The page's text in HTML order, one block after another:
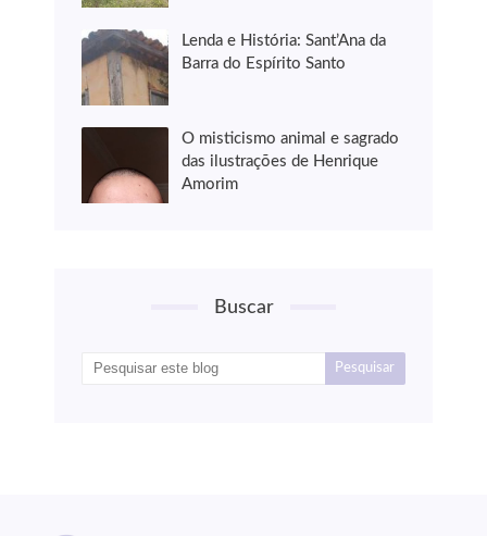
Lenda e História: Sant’Ana da
Barra do Espírito Santo
O misticismo animal e sagrado
das ilustrações de Henrique
Amorim
Buscar